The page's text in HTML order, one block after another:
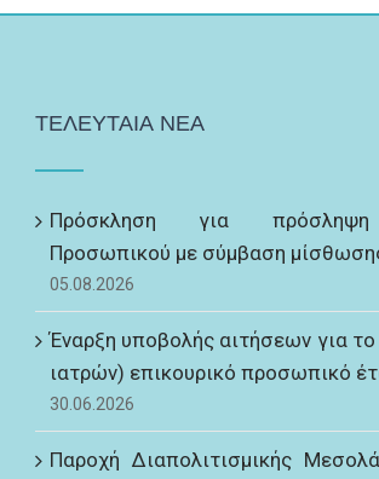
ΤΕΛΕΥΤΑΙΑ ΝΕΑ
Πρόσκληση για πρόσληψη
Προσωπικού με σύμβαση
05.08.2026
Έναρξη υποβολής αιτήσεων για
ιατρών) επικουρικό προσωπικό
30.06.2026
Παροχή Διαπολιτισμικής